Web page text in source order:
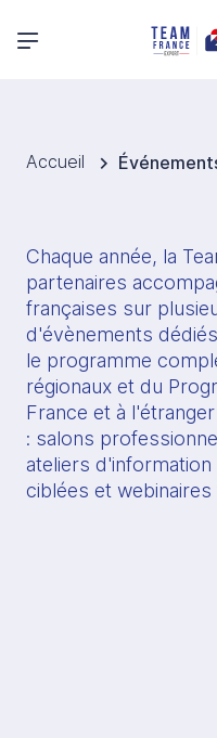
Menu principal
Accueil
Chaque année, la
partenaires
françaises sur
d'évènements
le programme
régionaux et du
France et à
: salons
ateliers
ciblées et webinaires